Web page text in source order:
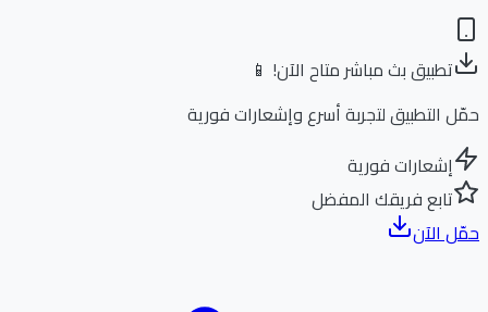
تطبيق بث مباشر متاح الآن! 📱
التطبيق لتجربة أسرع وإشعارات فورية
إشعارات فورية
تابع فريقك المفضل
الآن